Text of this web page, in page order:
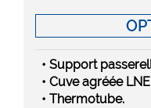
• Support
• Cuve agréée
• Thermotube.